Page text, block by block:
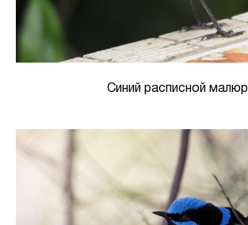
Синий расписной малюр